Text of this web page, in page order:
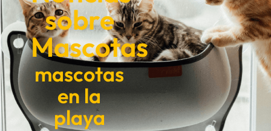
sobre
Mascotas
mascotas
en la
playa